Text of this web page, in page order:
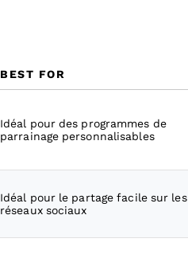
BEST FOR
Idéal pour des programmes de
parrainage personnalisables
Idéal pour le partage facile sur les
réseaux sociaux